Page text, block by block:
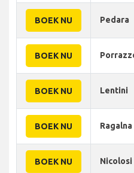
BOEK NU Pedara
BOEK NU
BOEK NU Lentini
BOEK NU Ragalna
BOEK NU Nicolosi